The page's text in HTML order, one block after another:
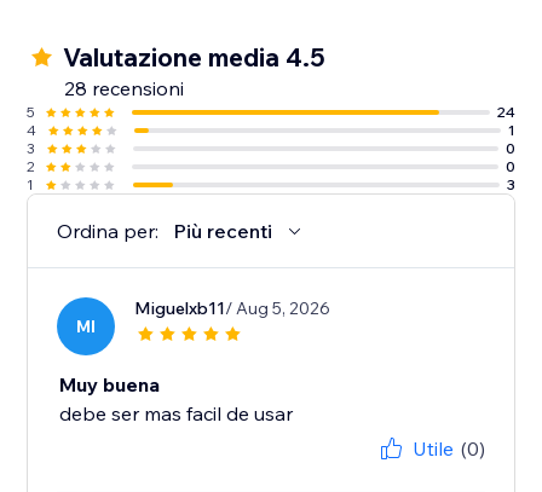
Valutazione media 4.5
28 recensioni
5
24
4
1
3
0
2
0
1
3
Ordina per: Più recenti
MI
Miguelxb11/ Aug 5, 2026
Muy buena
debe ser mas facil de usar
Utile (0)